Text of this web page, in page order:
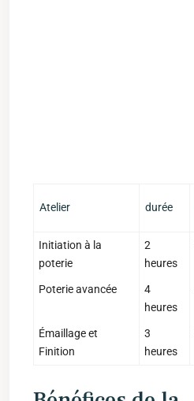
Atelier durée
Initiation à la
poterie
2
heures
Poterie avancée
4
heures
Émaillage et
Finition
3
heures